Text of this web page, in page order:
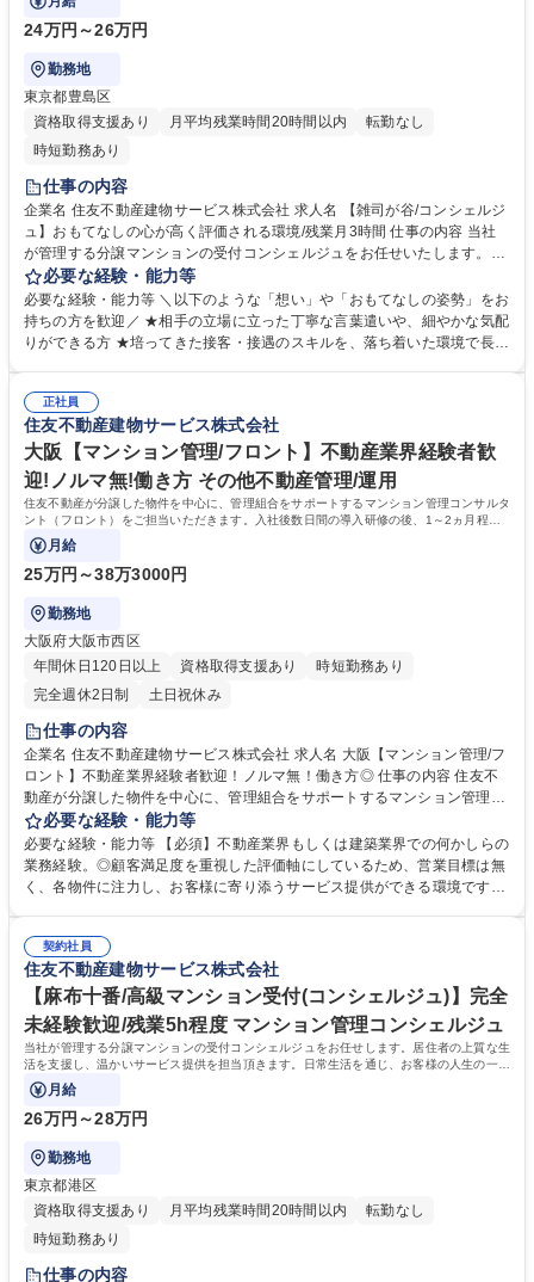
24万円～26万円
勤務地
東京都豊島区
資格取得支援あり
月平均残業時間20時間以内
転勤なし
時短勤務あり
仕事の内容
企業名 住友不動産建物サービス株式会社 求人名 【雑司が谷/コンシェルジ
ュ】おもてなしの心が高く評価される環境/残業月3時間 仕事の内容 当社
が管理する分譲マンションの受付コンシェルジュをお任せいたします。居
住者の上質な生活を支援し、温かいサービス提供を担当頂きます。日常生
活を通じ、お客様の人生の一部に携わる特別なお仕事です。 【受付業務】
(1)取次サービス：クリーニング、宅配便(2)セクレタリーサービス：共用
施設予約、タクシー手配、物品販売、クローク等(3)業者紹介サービス：リ
ンタル備品の貸出状況の管理(3)データ入力 ：お客様の問い合わせ内容の
入力 ★制服あり 募集職種 【雑司が谷/コンシェルジュ】おもてなしの心が
高く評価される環境/残業月3時間
必要な経験・能力等
必要な経験・能力等 ＼以下のような「想い」や「おもてなしの姿勢」をお
持ちの方を歓迎／ ★相手の立場に立った丁寧な言葉遣いや、細やかな気配
りができる方 ★培ってきた接客・接遇のスキルを、落ち着いた環境で長く
安心して業務に取り組んでいただけます。 【働く環境】■配属マンション
駅近率91%■残業時間1分単位100%支給■残業平均時間4.8時間/月【育休産
休】産前産後休暇・育児休暇取得率100%！現在3名の方が育休産休中。復
帰後は内勤系業務も応相談です。 学歴・資格 学歴：大学院 大学 高専 短大
専修学校 高校 語学力： 資格：
正社員
住友不動産建物サービス株式会社
大阪【マンション管理/フロント】不動産業界経験者歓
迎!ノルマ無!働き方 その他不動産管理/運用
住友不動産が分譲した物件を中心に、管理組合をサポートするマンション管理コンサルタ
ント（フロント）をご担当いただきます。入社後数日間の導入研修の後、1～2ヵ月程度
のOJT期間（先輩社員が担当する商談に同行
月給
25万円～38万3000円
勤務地
大阪府大阪市西区
年間休日120日以上
資格取得支援あり
時短勤務あり
完全週休2日制
土日祝休み
仕事の内容
企業名 住友不動産建物サービス株式会社 求人名 大阪【マンション管理/フ
ロント】不動産業界経験者歓迎！ノルマ無！働き方◎ 仕事の内容 住友不
動産が分譲した物件を中心に、管理組合をサポートするマンション管理コ
ンサルタント（フロント）をご担当いただきます。入社後数日間の導入研
修の後、1～2ヵ月程度のOJT期間（先輩社員が担当する商談に同行 ・座学
など）を経て、徐々に担当物件数を増やします。【業務詳細】■管理組合
の定期的な集会（総会・理事会）進行サポート、資料作成、資金管理等■
【ミッション】お客様の快適な暮らしと安全・安心を守り、顧客満足度を
高めることです。 募集職種 大阪【マンション管理/フロント】不動産業界
経験者歓迎！ノルマ無！働き方◎
必要な経験・能力等
必要な経験・能力等 【必須】不動産業界もしくは建築業界での何かしらの
業務経験。◎顧客満足度を重視した評価軸にしているため、営業目標は無
く、各物件に注力し、お客様に寄り添うサービス提供ができる環境です！
日の対応しており、平均残業時間は約30時間です。■時差出勤制度・半休
制度とサテライトオフィスの併用が可能。【キャリアイメージ】フロント
(メンバークラス)→主任フロント(係長クラス)→所長代理(課長クラス)→事
業所長(部長クラス) 学歴・資格 学歴：大学院 大学 高専 短大 専修学校 高
校 語学力： 資格：第一種運転免許普通自動車
契約社員
住友不動産建物サービス株式会社
【麻布十番/高級マンション受付(コンシェルジュ)】完全
未経験歓迎/残業5h程度 マンション管理コンシェルジュ
当社が管理する分譲マンションの受付コンシェルジュをお任せします。居住者の上質な生
活を支援し、温かいサービス提供を担当頂きます。日常生活を通じ、お客様の人生の一部
に携わる特別なお仕事です。
月給
26万円～28万円
勤務地
東京都港区
資格取得支援あり
月平均残業時間20時間以内
転勤なし
時短勤務あり
仕事の内容